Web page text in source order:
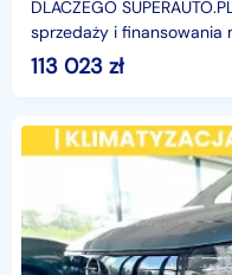
DLACZEGO
sprzedaży i
osobowych, przez
Zaufanie
113 023 zł